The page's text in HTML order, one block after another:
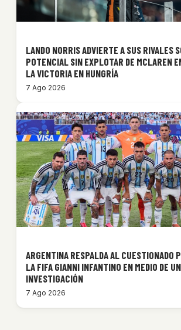
LANDO NORRIS ADVIERTE A SUS RIVALES
POTENCIAL SIN EXPLOTAR DE MCLAREN
LA VICTORIA EN HUNGRÍA
7 Ago 2026
ARGENTINA RESPALDA AL CUESTIONADO
LA FIFA GIANNI INFANTINO EN MEDIO DE
INVESTIGACIÓN
7 Ago 2026